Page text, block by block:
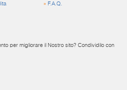
» F.A.Q.
per migliorare il Nostro sito? Condividilo con